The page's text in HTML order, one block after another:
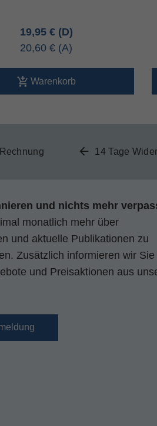
19,95 €
20,60 €
Warenkorb
14 Tage
und nichts mehr
monatlich mehr über
und aktuelle Publikationen zu
Zusätzlich informieren wir Sie
und Preisaktionen aus